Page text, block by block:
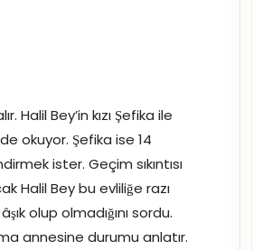
Bey’in kızı Şefika ile
okuyor. Şefika ise 14
ister. Geçim sıkıntısı
Halil Bey bu evliliğe razı
olup olmadığını sordu.
annesine durumu anlatır.